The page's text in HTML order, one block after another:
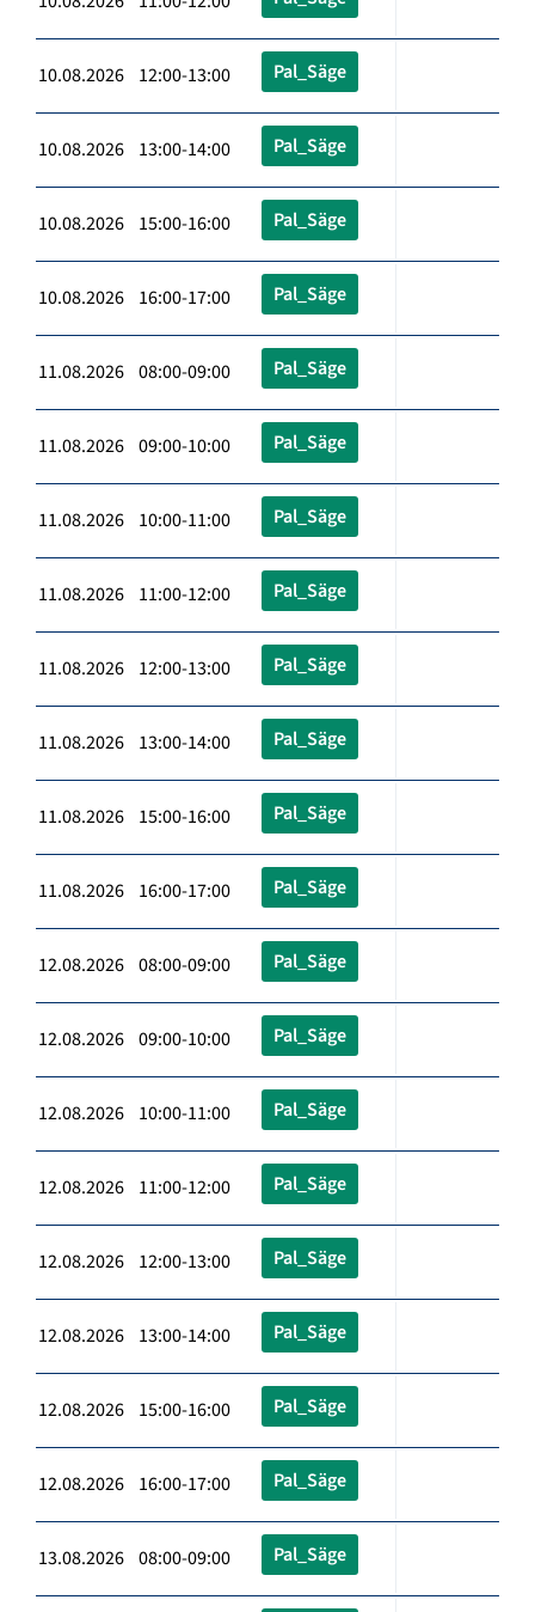
10.08.2026 12:00-13:00 Pal_Säge
10.08.2026 13:00-14:00 Pal_Säge
10.08.2026 15:00-16:00 Pal_Säge
10.08.2026 16:00-17:00 Pal_Säge
11.08.2026 08:00-09:00 Pal_Säge
11.08.2026 09:00-10:00 Pal_Säge
11.08.2026 10:00-11:00 Pal_Säge
11.08.2026 11:00-12:00 Pal_Säge
11.08.2026 12:00-13:00 Pal_Säge
11.08.2026 13:00-14:00 Pal_Säge
11.08.2026 15:00-16:00 Pal_Säge
11.08.2026 16:00-17:00 Pal_Säge
12.08.2026 08:00-09:00 Pal_Säge
12.08.2026 09:00-10:00 Pal_Säge
12.08.2026 10:00-11:00 Pal_Säge
12.08.2026 11:00-12:00 Pal_Säge
12.08.2026 12:00-13:00 Pal_Säge
12.08.2026 13:00-14:00 Pal_Säge
12.08.2026 15:00-16:00 Pal_Säge
12.08.2026 16:00-17:00 Pal_Säge
13.08.2026 08:00-09:00 Pal_Säge